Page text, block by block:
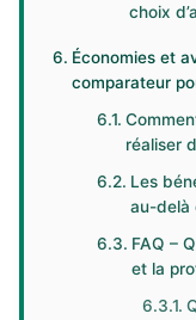
choix
Économies et
comparateur
réaliser
Les
au-delà
FAQ –
et la